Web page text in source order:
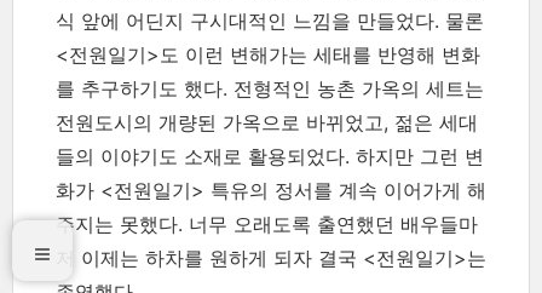
식 앞에 어딘지 구시대적인 느낌을 만들었다. 물론
<전원일기>도 이런 변해가는 세태를 반영해 변화
를 추구하기도 했다. 전형적인 농촌 가옥의 세트는
전원도시의 개량된 가옥으로 바뀌었고, 젊은 세대
들의 이야기도 소재로 활용되었다. 하지만 그런 변
화가 <전원일기> 특유의 정서를 계속 이어가게 해
주지는 못했다. 너무 오래도록 출연했던 배우들마
저 이제는 하차를 원하게 되자 결국 <전원일기>는